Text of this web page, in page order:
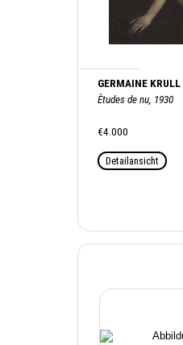
GERMAINE KRULL
Ètudes de nu, 1930
€4.000
Detailansicht